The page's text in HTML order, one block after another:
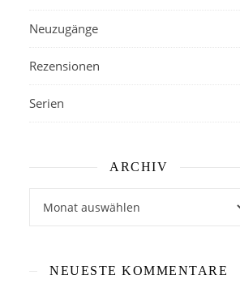
Neuzugänge
Rezensionen
Serien
ARCHIV
NEUESTE KOMMENTARE